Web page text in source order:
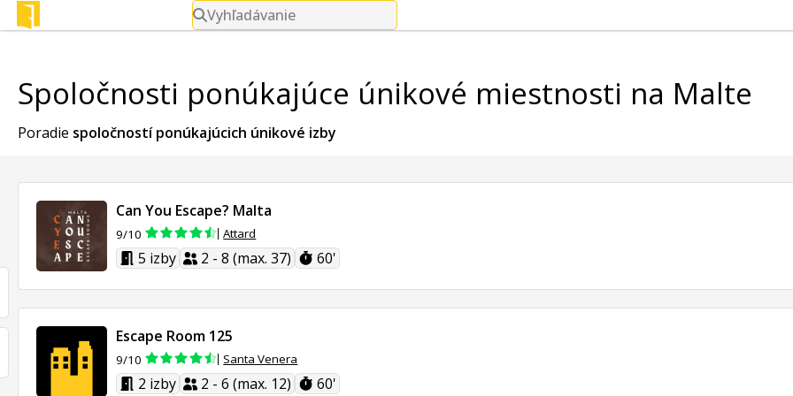
Vyhľadávanie
Spoločnosti ponúkajúce únikové miestnosti na Malte
Poradie spoločností ponúkajúcich únikové izby
Can You Escape? Malta
9/10 Attard
5 izby 2 - 8 (max. 37) 60'
Escape Room 125
9/10 Santa Venera
2 izby 2 - 6 (max. 12) 60'